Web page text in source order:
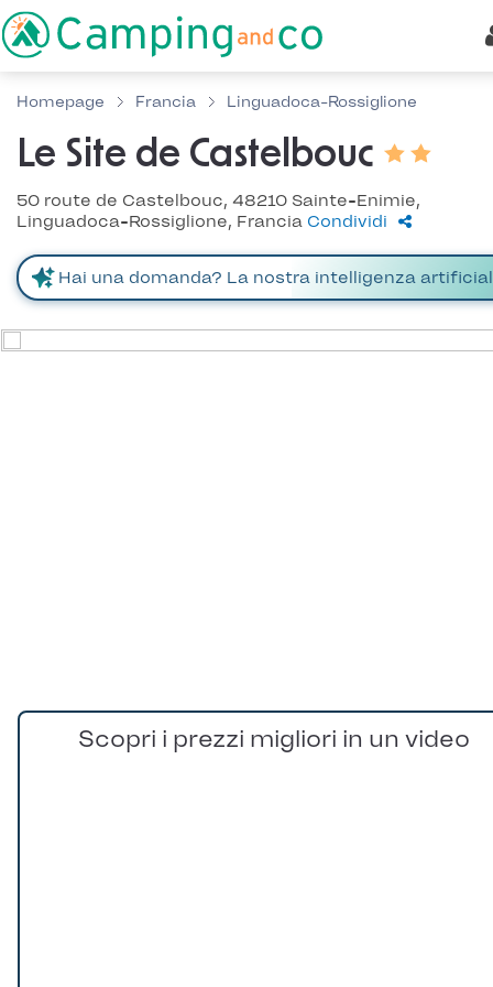
Homepage Francia Linguadoca-Rossiglione
Le Site de Castelbouc
50 route de Castelbouc, 48210 Sainte-Enimie,
Linguadoca-Rossiglione, Francia Condividi
Scopri i prezzi migliori in un video